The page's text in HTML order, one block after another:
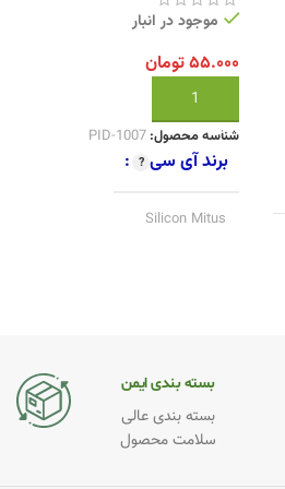
موجود در انبار
۵۵.۰۰۰تومان
افزودن به سبد خرید
شناسه محصول: PID-1007
برند آی سی
Silicon Mitus
بسته بندی ایمن
بسته بندی عالی
سلامت محصول